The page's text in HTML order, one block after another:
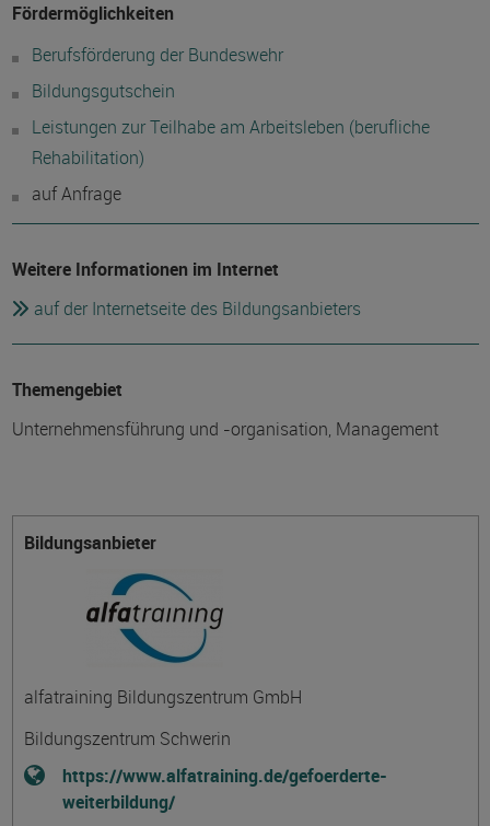
Fördermöglichkeiten
Berufsförderung der Bundeswehr
Bildungsgutschein
Leistungen zur Teilhabe am Arbeitsleben (berufliche
Rehabilitation)
auf Anfrage
Weitere Informationen im Internet
auf der Internetseite des Bildungsanbieters
Themengebiet
Unternehmensführung und -organisation, Management
Bildungsanbieter
alfatraining Bildungszentrum GmbH
Bildungszentrum Schwerin
https://www.alfatraining.de/gefoerderte-
weiterbildung/